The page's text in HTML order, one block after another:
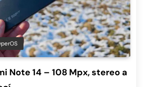
Note 14 – 108 Mpx, stereo a